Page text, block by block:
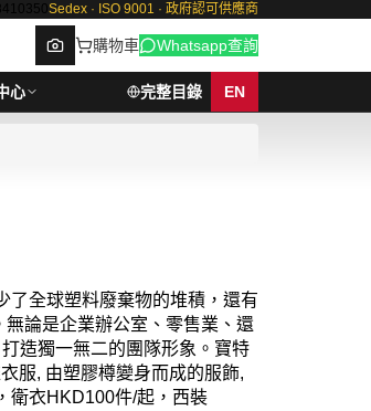
Sedex · ISO 9001 · 政府認可供應商
購物車 Whatsapp查詢
心 完整目錄 EN
了全球塑料廢棄物的堆積，還有
論是企業辦公室、零售業、還
造獨一無二的團隊形象。寶特
服, 由塑膠樽變身而成的服飾,
衛衣HKD100件/起，西裝